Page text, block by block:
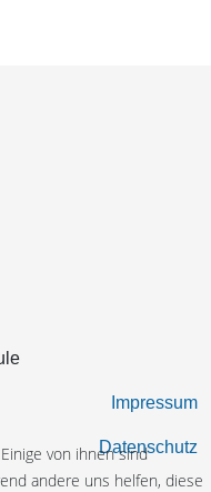
Impressum
Datenschutz
von ihnen sind
andere uns helfen, diese